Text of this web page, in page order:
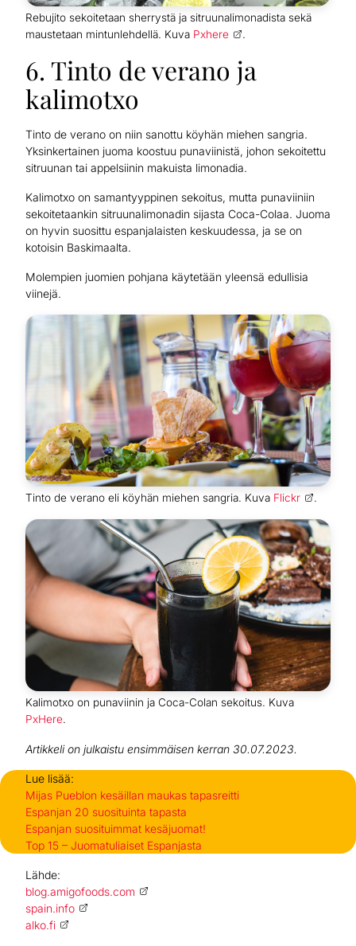
Rebujito sekoitetaan sherrystä ja sitruunalimonadista sekä
maustetaan mintunlehdellä. Kuva Pxhere .
6. Tinto de verano ja
kalimotxo
Tinto de verano on niin sanottu köyhän miehen sangria.
Yksinkertainen juoma koostuu punaviinistä, johon sekoitettu
sitruunan tai appelsiinin makuista limonadia.
Kalimotxo on samantyyppinen sekoitus, mutta punaviiniin
sekoitetaankin sitruunalimonadin sijasta Coca-Colaa. Juoma
on hyvin suosittu espanjalaisten keskuudessa, ja se on
kotoisin Baskimaalta.
Molempien juomien pohjana käytetään yleensä edullisia
viinejä.
Tinto de verano eli köyhän miehen sangria. Kuva Flickr .
Kalimotxo on punaviinin ja Coca-Colan sekoitus. Kuva
PxHere.
Artikkeli on julkaistu ensimmäisen kerran 30.07.2023.
Lue lisää:
Mijas Pueblon kesäillan maukas tapasreitti
Espanjan 20 suosituinta tapasta
Espanjan suosituimmat kesäjuomat!
Top 15 – Juomatuliaiset Espanjasta
Lähde:
blog.amigofoods.com
spain.info
alko.fi